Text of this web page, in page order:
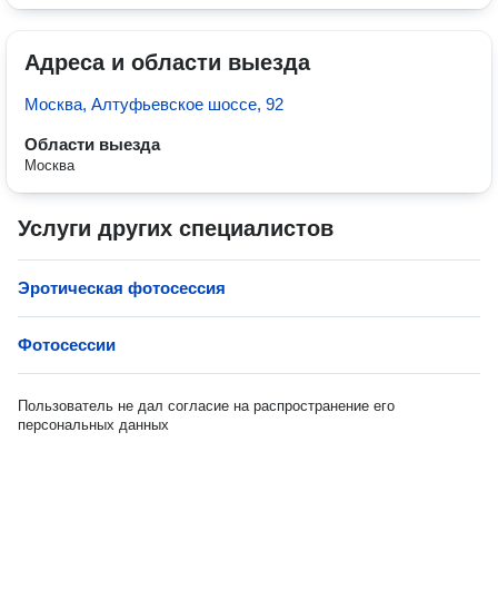
Адреса и области выезда
Москва, Алтуфьевское шоссе, 92
Области выезда
Москва
Услуги других специалистов
Эротическая фотосессия
Фотосессии
Пользователь не дал согласие на распространение его
персональных данных